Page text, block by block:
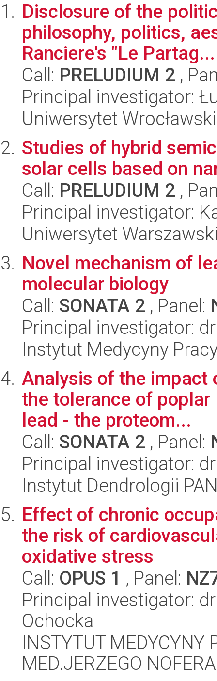
Disclosure of the
philosophy, politics,
Ranciere's "Le Partag...
Call: PRELUDIUM 2 ,
Principal investigator:
Uniwersytet
Studies of hybrid
solar cells based on
Call: PRELUDIUM 2 ,
Principal investigator:
Uniwersytet
Novel mechanism of
molecular biology
Call: SONATA 2 , Panel:
Principal investigator:
Instytut Medycyny
Analysis of the impact
the tolerance of
lead - the proteom...
Call: SONATA 2 , Panel:
Principal investigator:
Instytut Dendrologii
Effect of chronic
the risk of
oxidative stress
Call: OPUS 1 , Panel:
Principal investigator:
Ochocka
INSTYTUT MEDYCYNY
MED.JERZEGO